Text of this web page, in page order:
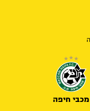
מכבי חיפה